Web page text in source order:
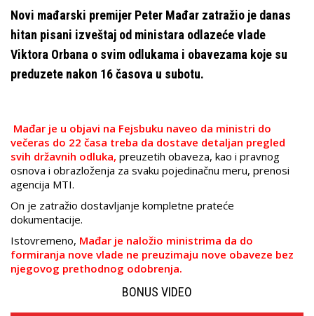
Novi mađarski premijer Peter Mađar zatražio je danas
hitan pisani izveštaj od ministara odlazeće vlade
Viktora Orbana o svim odlukama i obavezama koje su
preduzete nakon 16 časova u subotu.
Mađar je u objavi na Fejsbuku naveo da ministri do
večeras do 22 časa treba da dostave detaljan pregled
svih državnih odluka, preuzetih obaveza, kao i pravnog
osnova i obrazloženja za svaku pojedinačnu meru, prenosi
agencija MTI.
On je zatražio dostavljanje kompletne prateće
dokumentacije.
Istovremeno, Mađar je naložio ministrima da do
formiranja nove vlade ne preuzimaju nove obaveze bez
njegovog prethodnog odobrenja.
BONUS VIDEO